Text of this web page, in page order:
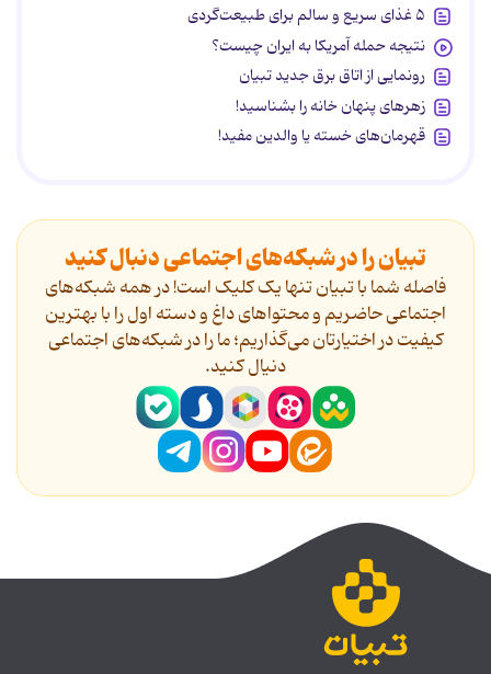
۵ غذای سریع و سالم برای طبیعت‌گردی
نتیجه حمله آمریکا به ایران چیست؟
رونمایی از اتاق برق جدید تبیان
زهرهای پنهان خانه را بشناسید!
قهرمان‌های خسته یا والدین مفید!
تبیان را در شبکه‌های اجتماعی دنبال کنید
فاصله شما با تبیان تنها یک کلیک است! در همه شبکه‌های
اجتماعی حاضریم و محتواهای داغ و دسته اول را با بهترین
کیفیت در اختیارتان می‌گذاریم؛ ما را در شبکه‌های اجتماعی
دنیال کنید.